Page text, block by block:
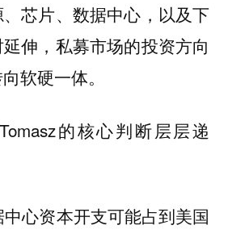
芯片、数据中心，以及下
伸，私募市场的投资方向
软硬一体。
的核心判断层层递
心资本开支可能占到美国